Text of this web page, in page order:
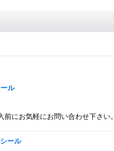
ル
にお気軽にお問い合わせ下さい。
ール